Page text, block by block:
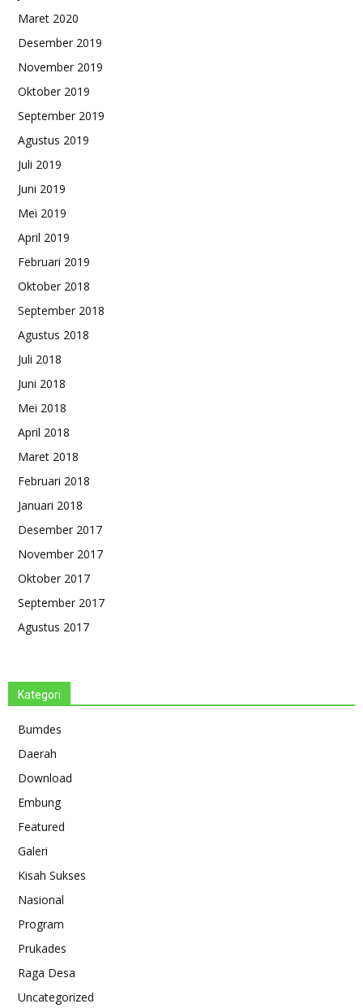
Maret 2020
Desember 2019
November 2019
Oktober 2019
September 2019
Agustus 2019
Juli 2019
Juni 2019
Mei 2019
April 2019
Februari 2019
Oktober 2018
September 2018
Agustus 2018
Juli 2018
Juni 2018
Mei 2018
April 2018
Maret 2018
Februari 2018
Januari 2018
Desember 2017
November 2017
Oktober 2017
September 2017
Agustus 2017
Kategori
Bumdes
Daerah
Download
Embung
Featured
Galeri
Kisah Sukses
Nasional
Program
Prukades
Raga Desa
Uncategorized